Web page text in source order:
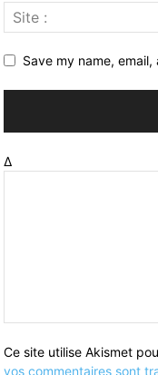
Save my name,
Δ
Ce site utilise Akismet
vos commentaires sont